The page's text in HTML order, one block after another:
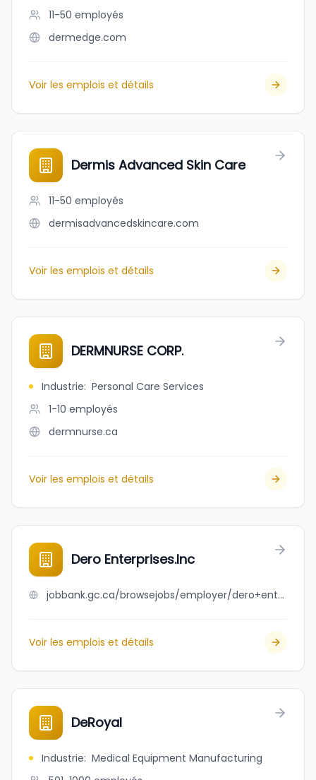
11-50 employés
dermedge.com
Voir les emplois et détails
Dermis Advanced Skin Care
11-50 employés
dermisadvancedskincare.com
Voir les emplois et détails
DERMNURSE CORP.
Industrie: Personal Care Services
1-10 employés
dermnurse.ca
Voir les emplois et détails
Dero Enterprises.Inc
jobbank.gc.ca/browsejobs/employer/dero+enterprises.inc/ca
Voir les emplois et détails
DeRoyal
Industrie: Medical Equipment Manufacturing